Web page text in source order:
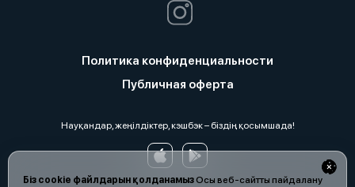
Біз cookie файлдарын қолданамызОсы веб-сайтты пайдалану
Политика конфиденциальности
Публичная оферта
Науқандар, жеңілдіктер, кэшбэк – біздің қосымшада!